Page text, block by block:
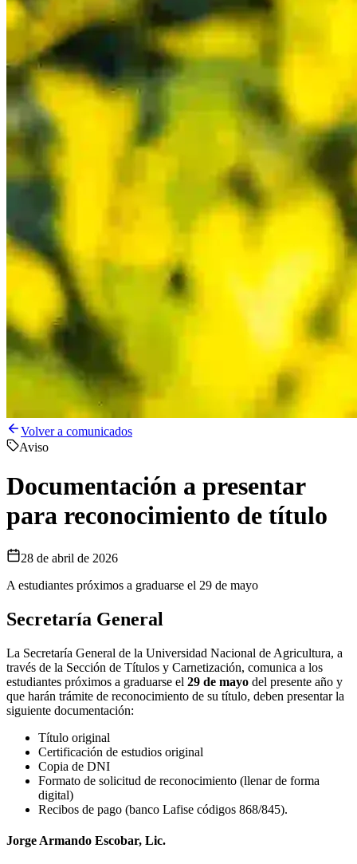
Volver a comunicados
Aviso
Documentación a presentar
para reconocimiento de título
28 de abril de 2026
A estudiantes próximos a graduarse el 29 de mayo
Secretaría General
La Secretaría General de la Universidad Nacional de Agricultura, a
través de la Sección de Títulos y Carnetización, comunica a los
estudiantes próximos a graduarse el 29 de mayo del presente año y
que harán trámite de reconocimiento de su título, deben presentar la
siguiente documentación:
Título original
Certificación de estudios original
Copia de DNI
Formato de solicitud de reconocimiento (llenar de forma
digital)
Recibos de pago (banco Lafise códigos 868/845).
Jorge Armando Escobar, Lic.